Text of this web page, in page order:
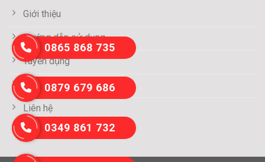
Giới thiệu
Hướng dẫn sử dụng
Tuyển dụng
Thông tin thanh toán
Liên hệ
0865 868 735
0879 679 686
0349 861 732